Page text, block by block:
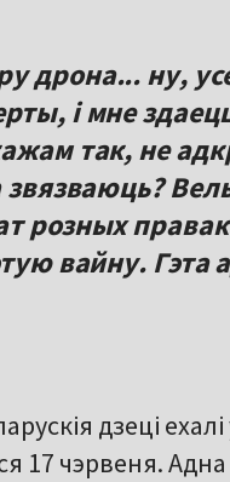
дрона... ну,
і мне
так, не
розных
вайну. Гэта
дзеці
17 чэрвеня.